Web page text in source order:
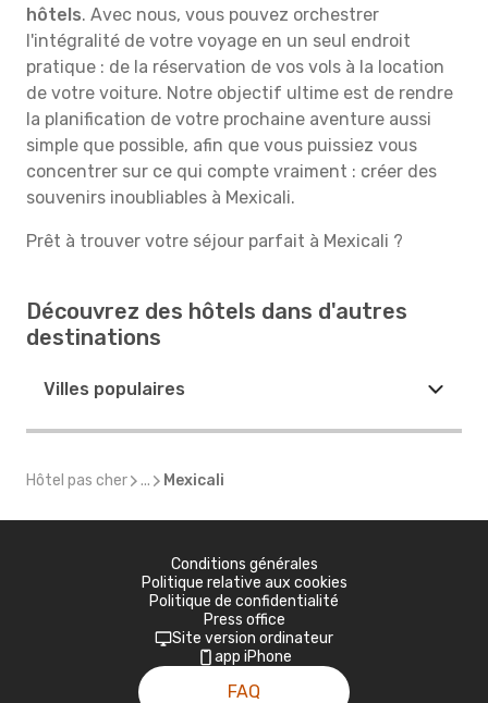
hôtels. Avec nous, vous pouvez orchestrer
l'intégralité de votre voyage en un seul endroit
pratique : de la réservation de vos vols à la location
de votre voiture. Notre objectif ultime est de rendre
la planification de votre prochaine aventure aussi
simple que possible, afin que vous puissiez vous
concentrer sur ce qui compte vraiment : créer des
souvenirs inoubliables à Mexicali.
Prêt à trouver votre séjour parfait à Mexicali ?
Découvrez des hôtels dans d'autres
destinations
Villes populaires
Hôtel pas cher ... Mexicali
Conditions générales
Politique relative aux cookies
Politique de confidentialité
Press office
Site version ordinateur
app iPhone
FAQ